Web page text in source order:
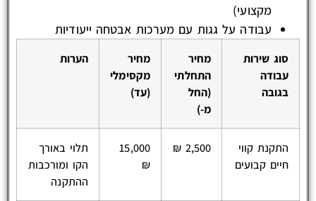
מקצועי)
עבודה על גגות עם מערכות אבטחה ייעודיות
סוג שירות
עבודה
בגובה
מחיר
התחלתי
(החל
מ-)
מחיר
מקסימלי
(עד)
הערות
התקנת קווי
חיים קבועים
2,500 ₪
15,000
₪
תלוי באורך
הקו ומורכבות
ההתקנה